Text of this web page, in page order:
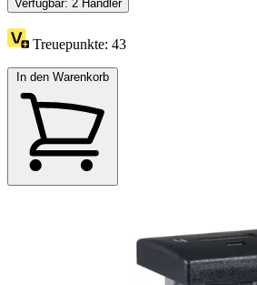
Verfügbar: 2 Händler
Treuepunkte: 43
In den Warenkorb